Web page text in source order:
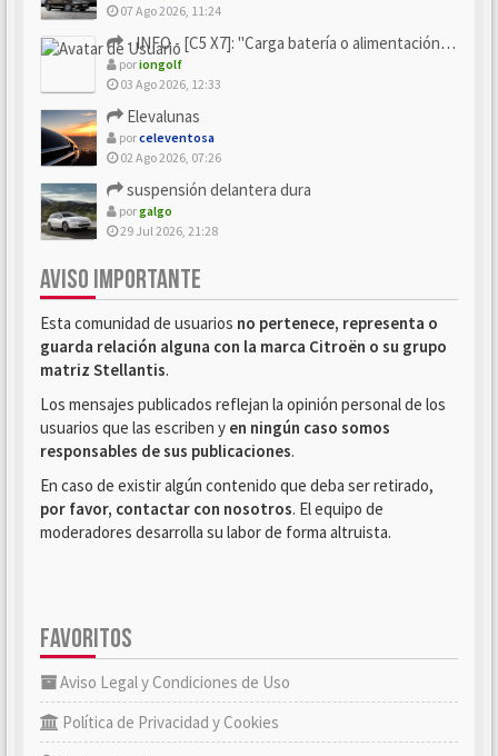
07 Ago 2026, 11:24
- INFO - [C5 X7]: "Carga batería o alimentación eléctri...
poriongolf
03 Ago 2026, 12:33
Elevalunas
porceleventosa
02 Ago 2026, 07:26
suspensión delantera dura
porgalgo
29 Jul 2026, 21:28
AVISO IMPORTANTE
Esta comunidad de usuarios no pertenece, representa o
guarda relación alguna con la marca Citroën o su grupo
matriz Stellantis.
Los mensajes publicados reflejan la opinión personal de los
usuarios que las escriben y en ningún caso somos
responsables de sus publicaciones.
En caso de existir algún contenido que deba ser retirado,
por favor, contactar con nosotros. El equipo de
moderadores desarrolla su labor de forma altruista.
FAVORITOS
Aviso Legal y Condiciones de Uso
Política de Privacidad y Cookies